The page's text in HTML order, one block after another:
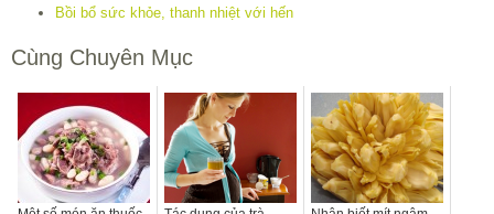
Bồi bổ sức khỏe, thanh nhiệt với hến
Cùng Chuyên Mục